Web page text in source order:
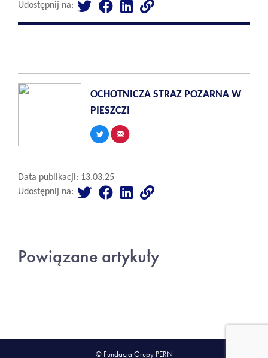
Udostępnij na:
OCHOTNICZA STRAZ POZARNA W
PIESZCZI
Data publikacji: 13.03.25
Udostępnij na:
Powiązane artykuły
© Fundacja Grupy PERN